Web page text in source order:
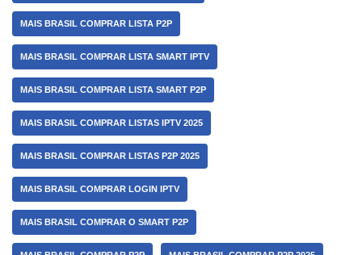
MAIS BRASIL COMPRAR LISTA P2P
MAIS BRASIL COMPRAR LISTA SMART IPTV
MAIS BRASIL COMPRAR LISTA SMART P2P
MAIS BRASIL COMPRAR LISTAS IPTV 2025
MAIS BRASIL COMPRAR LISTAS P2P 2025
MAIS BRASIL COMPRAR LOGIN IPTV
MAIS BRASIL COMPRAR O SMART P2P